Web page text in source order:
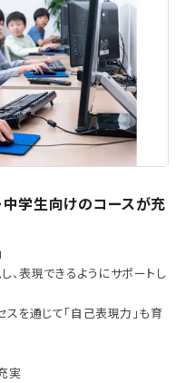
学生向けのコースが充
、表現できるようにサポートし
を通じて「自己表現力」も育
実